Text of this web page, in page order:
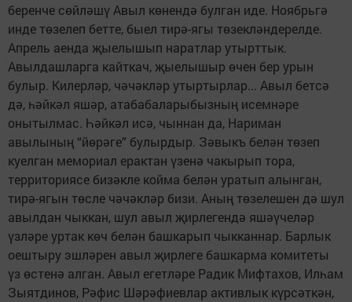
беренче сөйләшү Авыл көнендә булган иде. Ноябрьгә
инде төзелеп бетте, быел тирә-ягы төзекләндерелде.
Апрель аенда җыелышып наратлар утырттык.
Авылдашларга кайткач, җыелышыр өчен бер урын
булыр. Килерләр, чәчәкләр утыртырлар... Авыл бетсә
дә, һәйкәл яшәр, атабабаларыбызның исемнәре
онытылмас. Һәйкәл исә, чыннан да, Нариман
авылының “йөрәге” булырдыр. Зәвыкъ белән төзеп
куелган мемориал ерактан үзенә чакырып тора,
территориясе бизәкле койма белән уратып алынган,
тирә-ягын төсле чәчәкләр бизи. Аның төзелешен дә шул
авылдан чыккан, шул авыл җирлегендә яшәүчеләр
үзләре уртак көч белән башкарып чыкканнар. Барлык
оештыру эшләрен авыл җирлеге башкарма комитеты
үз өстенә алган. Авыл егетләре Радик Мифтахов, Илһам
Зыятдинов, Рәфис Шәрәфиевлар активлык күрсәткән,